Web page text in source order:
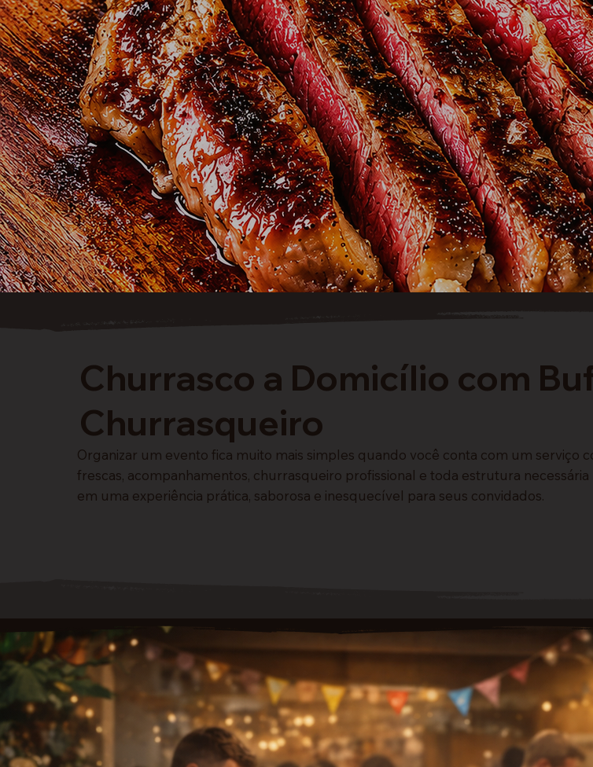
Churrasco a Domicílio com
Churrasqueiro
Organizar um evento fica muito mais simples quando você conta com um serviço
frescas, acompanhamentos, churrasqueiro profissional e toda estrutura
em uma experiência prática, saborosa e inesquecível para seus convidados.